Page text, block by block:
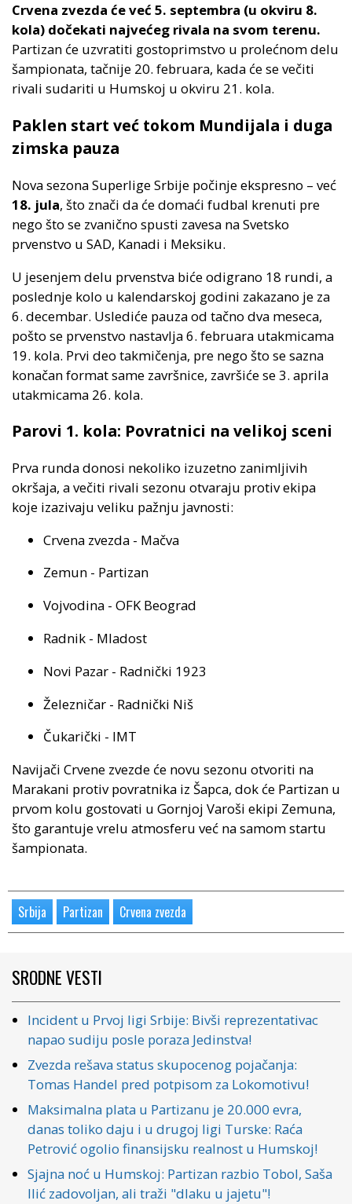
Crvena zvezda će već 5. septembra (u okviru 8.
kola) dočekati najvećeg rivala na svom terenu.
Partizan će uzvratiti gostoprimstvo u prolećnom delu
šampionata, tačnije 20. februara, kada će se večiti
rivali sudariti u Humskoj u okviru 21. kola.
Paklen start već tokom Mundijala i duga
zimska pauza
Nova sezona Superlige Srbije počinje ekspresno – već
18. jula, što znači da će domaći fudbal krenuti pre
nego što se zvanično spusti zavesa na Svetsko
prvenstvo u SAD, Kanadi i Meksiku.
U jesenjem delu prvenstva biće odigrano 18 rundi, a
poslednje kolo u kalendarskoj godini zakazano je za
6. decembar. Uslediće pauza od tačno dva meseca,
pošto se prvenstvo nastavlja 6. februara utakmicama
19. kola. Prvi deo takmičenja, pre nego što se sazna
konačan format same završnice, završiće se 3. aprila
utakmicama 26. kola.
Parovi 1. kola: Povratnici na velikoj sceni
Prva runda donosi nekoliko izuzetno zanimljivih
okršaja, a večiti rivali sezonu otvaraju protiv ekipa
koje izazivaju veliku pažnju javnosti:
Crvena zvezda - Mačva
Zemun - Partizan
Vojvodina - OFK Beograd
Radnik - Mladost
Novi Pazar - Radnički 1923
Železničar - Radnički Niš
Čukarički - IMT
Navijači Crvene zvezde će novu sezonu otvoriti na
Marakani protiv povratnika iz Šapca, dok će Partizan u
prvom kolu gostovati u Gornjoj Varoši ekipi Zemuna,
što garantuje vrelu atmosferu već na samom startu
šampionata.
Srbija Partizan Crvena zvezda
SRODNE VESTI
Incident u Prvoj ligi Srbije: Bivši reprezentativac
napao sudiju posle poraza Jedinstva!
Zvezda rešava status skupocenog pojačanja:
Tomas Handel pred potpisom za Lokomotivu!
Maksimalna plata u Partizanu je 20.000 evra,
danas toliko daju i u drugoj ligi Turske: Raća
Petrović ogolio finansijsku realnost u Humskoj!
Sjajna noć u Humskoj: Partizan razbio Tobol, Saša
Ilić zadovoljan, ali traži "dlaku u jajetu"!